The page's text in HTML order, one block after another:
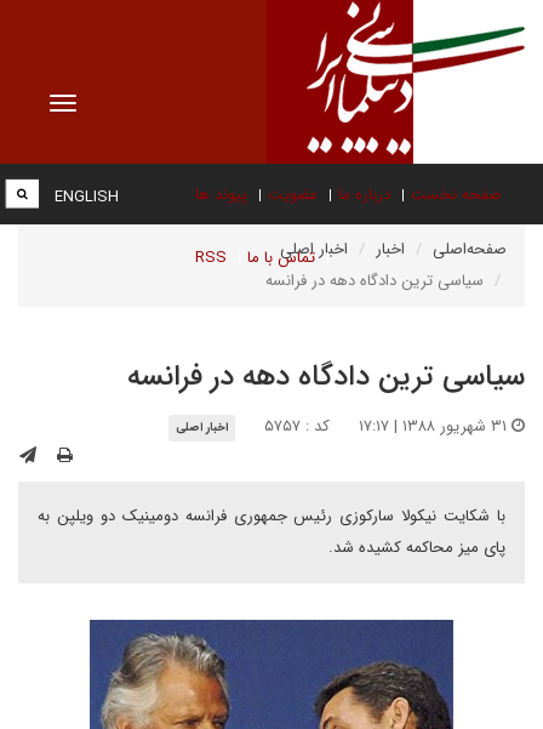
Toggle
صفحه نخست درباره ما عضویت پیوند ها
تماس با ما RSS
ENGLISH
صفحه‌اصلی اخبار
اخبار اصلی
سیاسی ترین دادگاه دهه در فرانسه
سیاسی ترین دادگاه دهه در فرانسه
کد : ۵۷۵۷ اخبار اصلی
با شکایت نیکولا سارکوزی رئیس جمهوری فرانسه دومینیک دو ویلپن به
پای میز محاکمه کشیده شد.